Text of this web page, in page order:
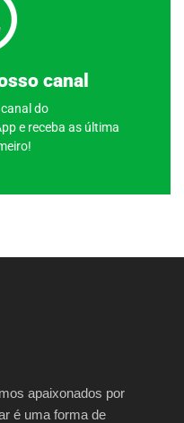
canal
do
e receba as última
apaixonados por
é uma forma de